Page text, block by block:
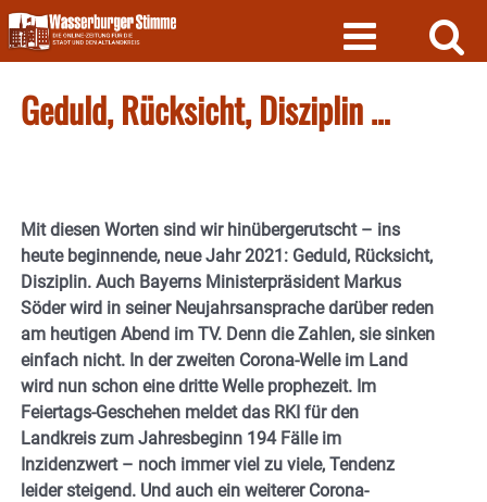
Skip
to
content
Geduld, Rücksicht, Disziplin …
Mit diesen Worten sind wir hinübergerutscht – ins
heute beginnende, neue Jahr 2021: Geduld, Rücksicht,
Disziplin. Auch Bayerns Ministerpräsident Markus
Söder wird in seiner Neujahrsansprache darüber reden
am heutigen Abend im TV. Denn die Zahlen, sie sinken
einfach nicht. In der zweiten Corona-Welle im Land
wird nun schon eine dritte Welle prophezeit. Im
Feiertags-Geschehen meldet das RKI für den
Landkreis zum Jahresbeginn 194 Fälle im
Inzidenzwert – noch immer viel zu viele, Tendenz
leider steigend. Und auch ein weiterer Corona-